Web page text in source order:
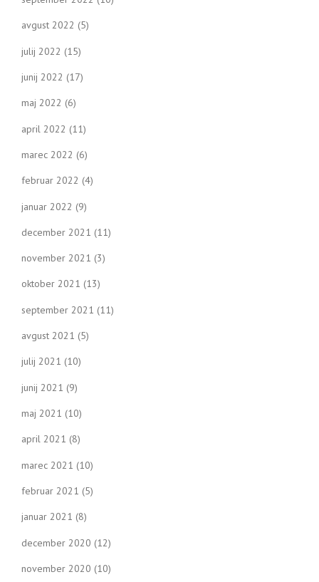
avgust 2022 (5)
julij 2022 (15)
junij 2022 (17)
maj 2022 (6)
april 2022 (11)
marec 2022 (6)
februar 2022 (4)
januar 2022 (9)
december 2021 (11)
november 2021 (3)
oktober 2021 (13)
september 2021 (11)
avgust 2021 (5)
julij 2021 (10)
junij 2021 (9)
maj 2021 (10)
april 2021 (8)
marec 2021 (10)
februar 2021 (5)
januar 2021 (8)
december 2020 (12)
november 2020 (10)